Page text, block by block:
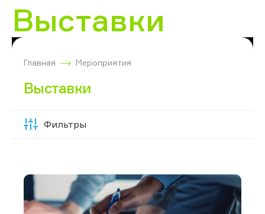
Выставки
Главная Мероприятия
Выставки
Фильтры